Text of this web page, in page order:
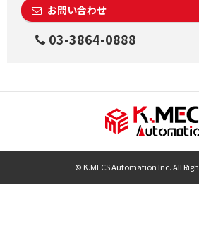
お問い合わせ
03-3864-0888
© K.MECS Automation Inc. All